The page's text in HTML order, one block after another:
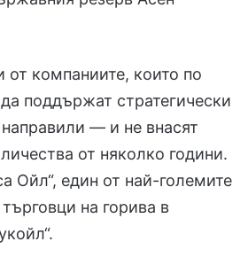
компаниите, които по
поддържат стратегически
направили — и не внасят
от няколко години.
Ойл“, един от най-големите
на горива в